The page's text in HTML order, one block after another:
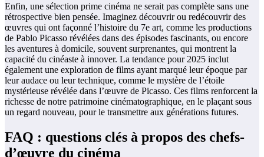
Enfin, une sélection prime cinéma ne serait pas complète sans une
rétrospective bien pensée. Imaginez découvrir ou redécouvrir des
œuvres qui ont façonné l’histoire du 7e art, comme les productions
de Pablo Picasso révélées dans des épisodes fascinants, ou encore
les aventures à domicile, souvent surprenantes, qui montrent la
capacité du cinéaste à innover. La tendance pour 2025 inclut
également une exploration de films ayant marqué leur époque par
leur audace ou leur technique, comme le mystère de l’étoile
mystérieuse révélée dans l’œuvre de Picasso. Ces films renforcent la
richesse de notre patrimoine cinématographique, en le plaçant sous
un regard nouveau, pour le transmettre aux générations futures.
FAQ : questions clés à propos des chefs-
d’œuvre du cinéma